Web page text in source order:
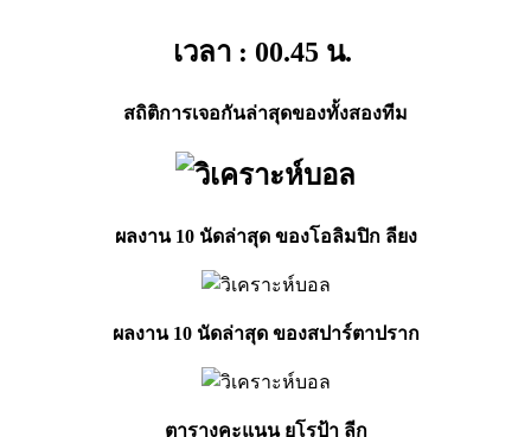
เวลา : 00.45 น.
สถิติการเจอกันล่าสุดของทั้งสองทีม
ผลงาน 10 นัดล่าสุด ของโอลิมปิก ลียง
ผลงาน 10 นัดล่าสุด ของสปาร์ตาปราก
ตารางคะแนน ยูโรป้า ลีก